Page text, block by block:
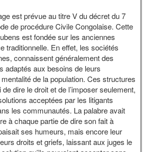
est prévue au titre V du décret du 7
de procédure Civile Congolaise. Cette
est fondée sur les anciennes
traditionnelle. En effet, les sociétés
connaissent généralement des
adaptés aux besoins de leurs
de la population. Ces structures
de dire le droit et de l’imposer seulement,
acceptées par les litigants
les communautés. La palabre avait
à chaque partie de dire son fait à
ses humeurs, mais encore leur
droits et griefs, laissant aux juges le